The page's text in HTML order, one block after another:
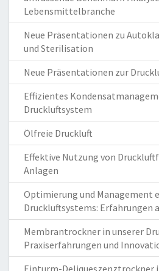
Lebensmittelbranche
Neue Präsentationen zu
und Sterilisation
Neue Präsentationen zur
Effizientes
Druckluftsystem
Ölfreie Druckluft
Effektive Nutzung von
Anlagen
Optimierung und Management
Druckluftsystems: Erfahrungen
Membrantrockner in unserer
Praxiserfahrungen und
Einturm-Deliqueszenztrockner